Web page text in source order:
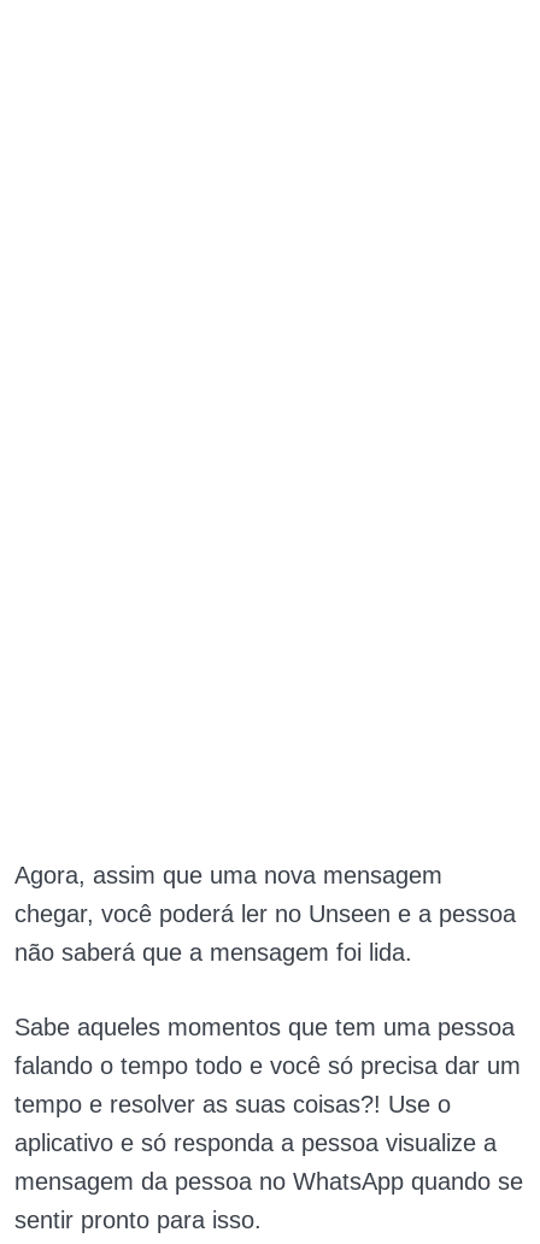
Agora, assim que uma nova mensagem
chegar, você poderá ler no Unseen e a pessoa
não saberá que a mensagem foi lida.
Sabe aqueles momentos que tem uma pessoa
falando o tempo todo e você só precisa dar um
tempo e resolver as suas coisas?! Use o
aplicativo e só responda a pessoa visualize a
mensagem da pessoa no WhatsApp quando se
sentir pronto para isso.